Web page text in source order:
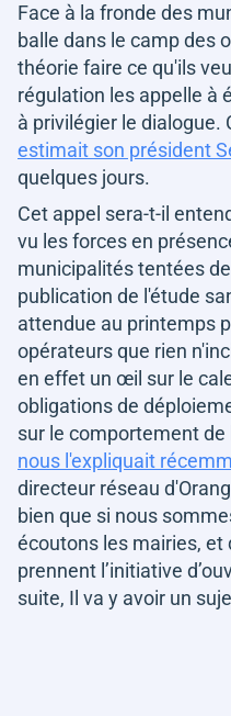
Face à la fronde des
balle dans le camp des
théorie faire ce qu'ils
régulation les appelle à
à privilégier le dialogue.
estimait son président
quelques jours.
Cet appel sera-t-il
vu les forces en
municipalités tentées
publication de l'étude
attendue au printemps
opérateurs que rien
en effet un œil sur le
obligations de
sur le comportement
nous l'expliquait
directeur réseau
bien que si nous
écoutons les mairies, et
prennent l’initiative
suite, Il va y avoir un